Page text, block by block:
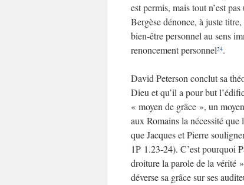
est permis, mais tout n’est
Bergèse dénonce, à juste
bien-être personnel au sens
renoncement personnel24.
David Peterson conclut sa
Dieu et qu’il a pour but
« moyen de grâce », un
aux Romains la nécessité
que Jacques et Pierre
1P 1.23‑24). C’est
droiture la parole de la vérité
déverse sa grâce sur ses